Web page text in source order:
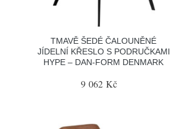
TMAVĚ ŠEDÉ ČALOUNĚNÉ
JÍDELNÍ KŘESLO S PODRUČKAMI
HYPE – DAN-FORM DENMARK
9 062 Kč